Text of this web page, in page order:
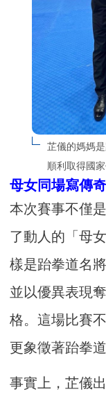
芷儀的媽媽
順利取得國
母女同場寫傳
本次賽事不僅
了動人的「母
樣是跆拳道名
並以優異表現
格。這場比賽
更象徵著跆拳
事實上，芷儀